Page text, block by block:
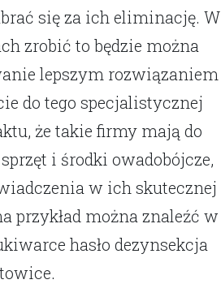
się za ich eliminację. W
zrobić to będzie można
lepszym rozwiązaniem
do tego specjalistycznej
że takie firmy mają do
i środki owadobójcze,
w ich skutecznej
przykład można znaleźć w
hasło dezynsekcja